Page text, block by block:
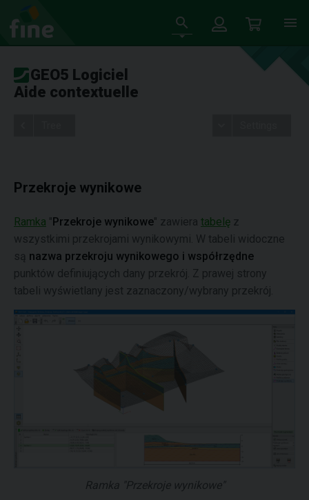
GEO5 Logiciel
Aide contextuelle
Przekroje wynikowe
Ramka "Przekroje wynikowe" zawiera tabelę z
wszystkimi przekrojami wynikowymi. W tabeli widoczne
są nazwa przekroju wynikowego i współrzędne
punktów definiujących dany przekrój. Z prawej strony
tabeli wyświetlany jest zaznaczony/wybrany przekrój.
Ramka "Przekroje wynikowe"